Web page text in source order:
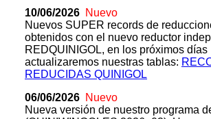
10/06/2026 Nuevo
Nuevos SUPER records de
obtenidos con el nuevo reductor
REDQUINIGOL, en los próximos días
actualizaremos nuestras tablas:
REDUCIDAS QUINIGOL
06/06/2026 Nuevo
Nueva versión de nuestro programa